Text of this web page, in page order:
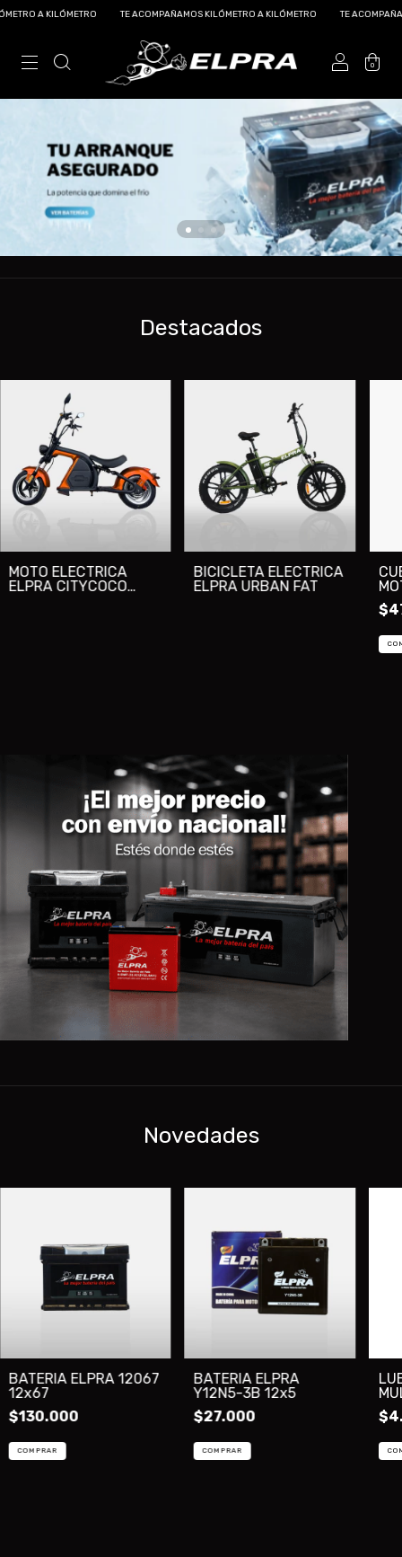
A KILÓMETRO TE ACOMPAÑAMOS KILÓMETRO A KILÓMETRO TE
0
Destacados
MOTO ELECTRICA
ELPRA CITYCOCO
BICICLETA ELECTRICA
ELPRA URBAN FAT
Novedades
BATERIA ELPRA 12067
12x67
$130.000
BATERIA ELPRA
Y12N5-3B 12x5
$27.000